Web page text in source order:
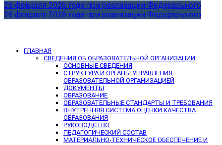
26 февраля 2026 года при реализации Федерального
26 февраля 2026 года при реализации Федерального
ГЛАВНАЯ
СВЕДЕНИЯ ОБ ОБРАЗОВАТЕЛЬНОЙ ОРГАНИЗАЦИИ
ОСНОВНЫЕ СВЕДЕНИЯ
СТРУКТУРА И ОРГАНЫ УПРАВЛЕНИЯ
ОБРАЗОВАТЕЛЬНОЙ ОРГАНИЗАЦИЕЙ
ДОКУМЕНТЫ
ОБРАЗОВАНИЕ
ОБРАЗОВАТЕЛЬНЫЕ СТАНДАРТЫ И ТРЕБОВАНИЯ
ВНУТРЕННЯЯ СИСТЕМА ОЦЕНКИ КАЧЕСТВА
ОБРАЗОВАНИЯ
РУКОВОДСТВО
ПЕДАГОГИЧЕСКИЙ СОСТАВ
МАТЕРИАЛЬНО-ТЕХНИЧЕСКОЕ ОБЕСПЕЧЕНИЕ И